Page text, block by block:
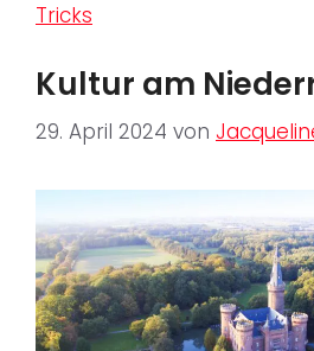
Tricks
Kultur am
29. April 2024 von